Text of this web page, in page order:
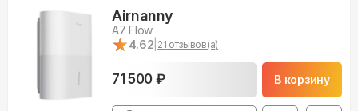
Airnanny
A7 Flow
★
★4.62 21 отзывов(а)
71 500 ₽ В корзину